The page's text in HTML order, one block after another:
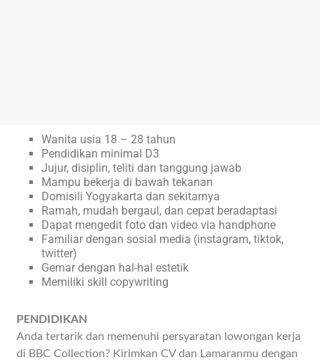
Wanita usia 18 – 28 tahun
Pendidikan minimal D3
Jujur, disiplin, teliti dan tanggung jawab
Mampu bekerja di bawah tekanan
Domisili Yogyakarta dan sekitarnya
Ramah, mudah bergaul, dan cepat beradaptasi
Dapat mengedit foto dan video via handphone
Familiar dengan sosial media (instagram, tiktok,
twitter)
Gemar dengan hal-hal estetik
Memiliki skill copywriting
PENDIDIKAN
Anda tertarik dan memenuhi persyaratan lowongan kerja
di BBC Collection? Kirimkan CV dan Lamaranmu dengan